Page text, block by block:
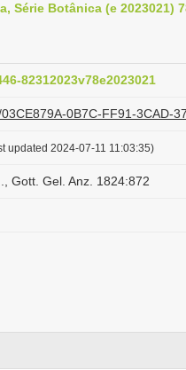
Série Botânica (e 2023021)
82312023v78e2023021
0B7C-FF91-3CAD-
updated 2024-07-11 11:03:35)
Gott. Gel. Anz. 1824:872